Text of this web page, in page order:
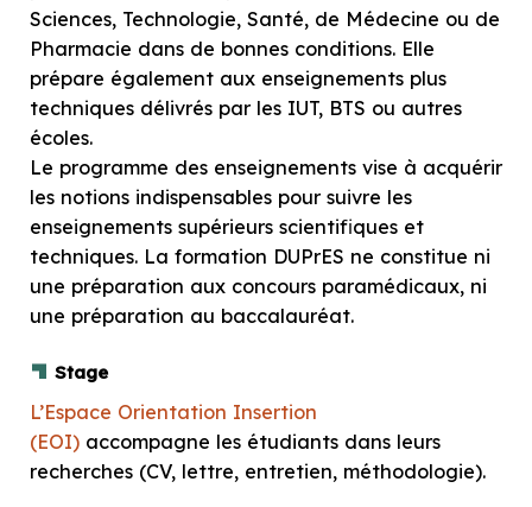
Sciences, Technologie, Santé, de Médecine ou de
Pharmacie dans de bonnes conditions. Elle
prépare également aux enseignements plus
techniques délivrés par les IUT, BTS ou autres
écoles.
Le programme des enseignements vise à acquérir
les notions indispensables pour suivre les
enseignements supérieurs scientifiques et
techniques. La formation DUPrES ne constitue ni
une préparation aux concours paramédicaux, ni
une préparation au baccalauréat.
Stage
L’Espace Orientation Insertion
(EOI) accompagne les étudiants dans leurs
recherches (CV, lettre, entretien, méthodologie).